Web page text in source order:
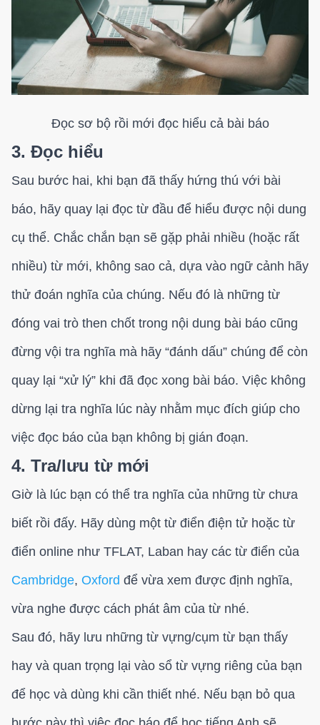
Đọc sơ bộ rồi mới đọc hiểu cả bài báo
3. Đọc hiểu
Sau bước hai, khi bạn đã thấy hứng thú với bài
báo, hãy quay lại đọc từ đầu để hiểu được nội dung
cụ thể. Chắc chắn bạn sẽ gặp phải nhiều (hoặc rất
nhiều) từ mới, không sao cả, dựa vào ngữ cảnh hãy
thử đoán nghĩa của chúng. Nếu đó là những từ
đóng vai trò then chốt trong nội dung bài báo cũng
đừng vội tra nghĩa mà hãy “đánh dấu” chúng để còn
quay lại “xử lý” khi đã đọc xong bài báo. Việc không
dừng lại tra nghĩa lúc này nhằm mục đích giúp cho
việc đọc báo của bạn không bị gián đoạn.
4. Tra/lưu từ mới
Giờ là lúc bạn có thể tra nghĩa của những từ chưa
biết rồi đấy. Hãy dùng một từ điển điện tử hoặc từ
điển online như TFLAT, Laban hay các từ điển của
Cambridge, Oxford để vừa xem được định nghĩa,
vừa nghe được cách phát âm của từ nhé.
Sau đó, hãy lưu những từ vựng/cụm từ bạn thấy
hay và quan trọng lại vào sổ từ vựng riêng của bạn
để học và dùng khi cần thiết nhé. Nếu bạn bỏ qua